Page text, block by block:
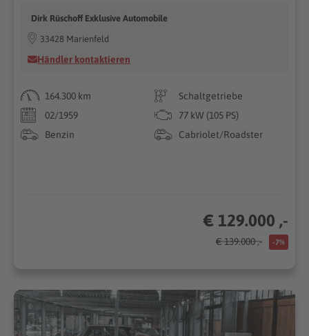
Dirk Rüschoff Exklusive Automobile
33428 Marienfeld
Händler kontaktieren
164.300 km
Schaltgetriebe
02/1959
77 kW (105 PS)
Benzin
Cabriolet/Roadster
€ 129.000 ,-
€ 139.000 ,- -7%